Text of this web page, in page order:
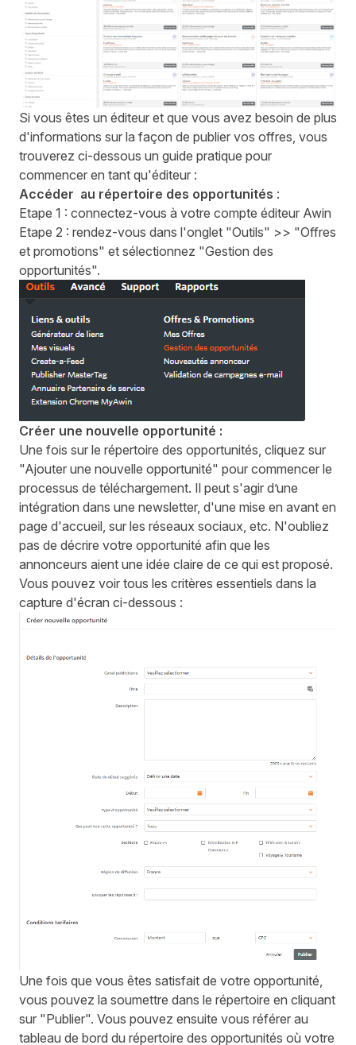
Si vous êtes un éditeur et que vous avez besoin de plus
d'informations sur la façon de publier vos offres, vous
trouverez ci-dessous un guide pratique pour
commencer en tant qu'éditeur :
Accéder au répertoire des opportunités :
Etape 1 : connectez-vous à votre compte éditeur Awin
Etape 2 : rendez-vous dans l'onglet "Outils" >> "Offres
et promotions" et sélectionnez "Gestion des
opportunités".
Créer une nouvelle opportunité :
Une fois sur le répertoire des opportunités, cliquez sur
"Ajouter une nouvelle opportunité" pour commencer le
processus de téléchargement. Il peut s'agir d’une
intégration dans une newsletter, d'une mise en avant en
page d'accueil, sur les réseaux sociaux, etc. N'oubliez
pas de décrire votre opportunité afin que les
annonceurs aient une idée claire de ce qui est proposé.
Vous pouvez voir tous les critères essentiels dans la
capture d'écran ci-dessous :
Une fois que vous êtes satisfait de votre opportunité,
vous pouvez la soumettre dans le répertoire en cliquant
sur "Publier". Vous pouvez ensuite vous référer au
tableau de bord du répertoire des opportunités où votre